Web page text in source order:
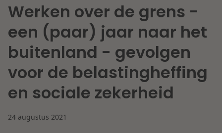
Fiscaal
Arbeid & Pensioen
IT & Privacy
IE & Innovatie
Lees meer
Artikelen
Klantcases
Events
Specialisten
Werken bij
Werken over de grens -
een (paar) jaar naar het
buitenland - gevolgen
voor de belastingheffing
en sociale zekerheid
24 augustus 2021